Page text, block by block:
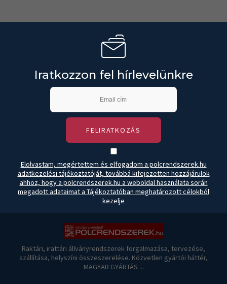
Iratkozzon fel hírlevelünkre
FELIRATKOZÁS
Elolvastam, megértettem és elfogadom a polcrendszerek.hu
adatkezelési tájékoztatóját, továbbá kifejezetten hozzájárulok
ahhoz, hogy a polcrendszerek.hu a weboldal használata során
megadott adataimat a Tájékoztatóban meghatározott célokból
kezelje
Raktári, irattári állványrendszerek forgalmazása, tervezése,
szállítása, helyszíni összeszerelése. Közvetlen gyártói háttér,
MAGYAR GYÁRTÁS ...